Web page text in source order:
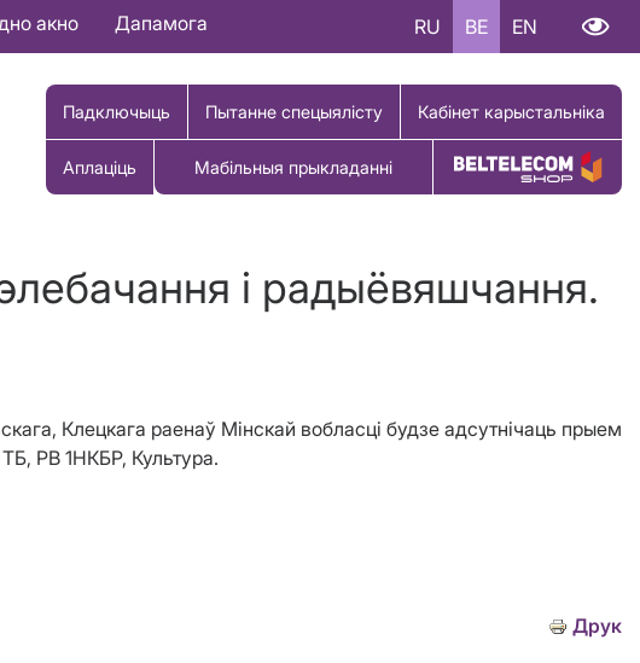
акно Дапамога RU BE EN
Падключыць Пытанне спецыялісту Кабінет карыстальніка
Аплаціць Мабільныя прыкладанні Купіць тавар
і радыёвяшчання.
Клецкага раенаў Мінскай вобласці будзе адсутнічаць прыем
ТБ, РВ 1НКБР, Культура.
Друк